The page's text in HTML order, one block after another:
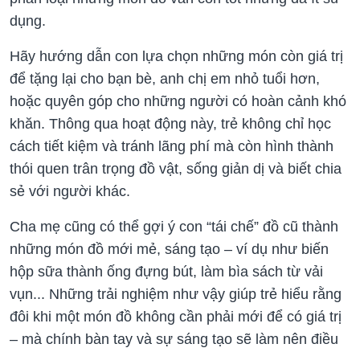
dụng.
Hãy hướng dẫn con lựa chọn những món còn giá trị
để tặng lại cho bạn bè, anh chị em nhỏ tuổi hơn,
hoặc quyên góp cho những người có hoàn cảnh khó
khăn. Thông qua hoạt động này, trẻ không chỉ học
cách tiết kiệm và tránh lãng phí mà còn hình thành
thói quen trân trọng đồ vật, sống giản dị và biết chia
sẻ với người khác.
Cha mẹ cũng có thể gợi ý con “tái chế” đồ cũ thành
những món đồ mới mẻ, sáng tạo – ví dụ như biến
hộp sữa thành ống đựng bút, làm bìa sách từ vải
vụn... Những trải nghiệm như vậy giúp trẻ hiểu rằng
đôi khi một món đồ không cần phải mới để có giá trị
– mà chính bàn tay và sự sáng tạo sẽ làm nên điều